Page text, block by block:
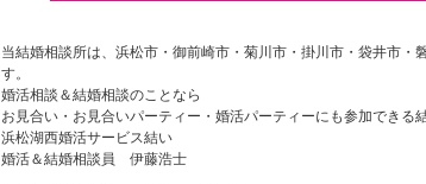
当結婚相談所は、浜松市・御前崎市・菊川市・掛川市・袋井市・
す。
婚活相談＆結婚相談のことなら
お見合い・お見合いパーティー・婚活パーティーにも参加できる
浜松湖西婚活サービス結い
婚活＆結婚相談員 伊藤浩士